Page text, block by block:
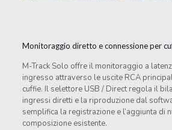
Monitoraggio diretto e connessione per
M-Track Solo offre il monitoraggio a
ingresso attraverso le uscite RCA
cuffie. Il selettore USB / Direct regola il
ingressi diretti e la riproduzione dal
semplifica la registrazione e l’aggiunta di
composizione esistente.